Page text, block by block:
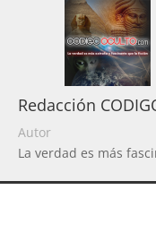
Redacción
Autor
La verdad es más